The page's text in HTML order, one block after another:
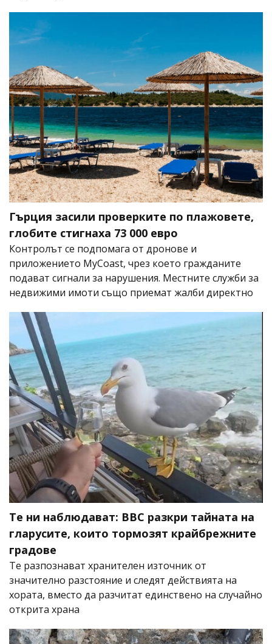
Гърция засили проверките по плажовете,
глобите стигнаха 73 000 евро
Контролът се подпомага от дронове и
приложението MyCoast, чрез което гражданите
подават сигнали за нарушения. Местните служби за
недвижими имоти също приемат жалби директно
Те ни наблюдават: BBC разкри тайната на
гларусите, които тормозят крайбрежните
градове
Те разпознават хранителен източник от
значително разстояние и следят действията на
хората, вместо да разчитат единствено на случайно
открита храна